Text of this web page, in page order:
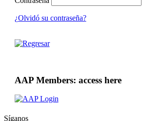
¿Olvidó su contraseña?
AAP Members: access here
Síganos